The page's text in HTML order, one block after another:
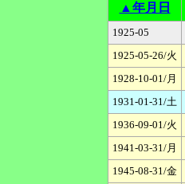
▲年月日
1925-05
1925-05-26/火
1928-10-01/月
1931-01-31/土
1936-09-01/火
1941-03-31/月
1945-08-31/金